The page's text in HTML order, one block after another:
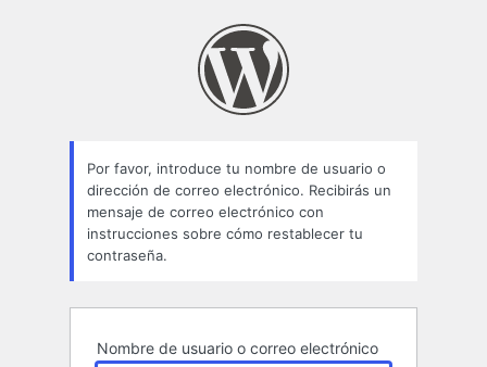
Por favor, introduce tu nombre de usuario o
dirección de correo electrónico. Recibirás un
mensaje de correo electrónico con
instrucciones sobre cómo restablecer tu
contraseña.
Nombre de usuario o correo electrónico